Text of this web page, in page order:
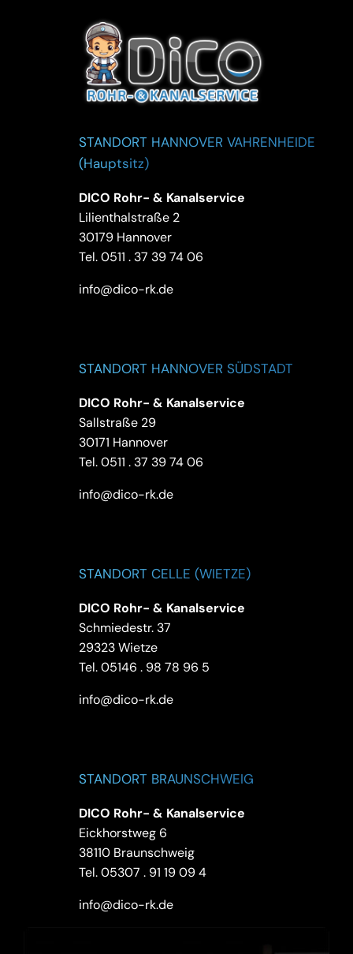
STANDORT HANNOVER VAHRENHEIDE
(Hauptsitz)
DICO Rohr- & Kanalservice
Lilienthalstraße 2
30179 Hannover
Tel.0511 . 37 39 74 06
info@dico-rk.de
STANDORT HANNOVER SÜDSTADT
DICO Rohr- & Kanalservice
Sallstraße 29
30171 Hannover
Tel.0511 . 37 39 74 06
info@dico-rk.de
STANDORT CELLE (WIETZE)
DICO Rohr- & Kanalservice
Schmiedestr. 37
29323 Wietze
Tel.05146 . 98 78 96 5
info@dico-rk.de
STANDORT BRAUNSCHWEIG
DICO Rohr- & Kanalservice
Eickhorstweg 6
38110 Braunschweig
Tel.05307 . 91 19 09 4
info@dico-rk.de